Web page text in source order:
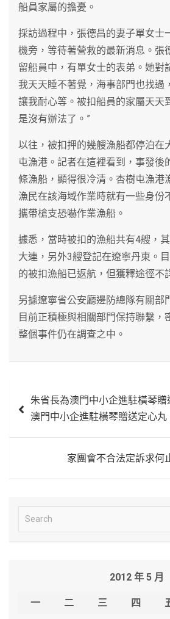
船員家屬的擔憂。
採訪過程中，張德昌的妻子單女士
機旁，等待著營救的最新消息。張
留船員中，有單女士的表弟。她對
我天天睡不著覺，海事部門也找過
讓我耐心等。被扣船員的家屬天天
是沒有辦法了。”
以往，被扣押的幾艘漁船都停泊在
屯漁港。記者在這裡看到，事發後
條漁船，顯得很冷清。杏樹屯漁港
漁民在該海域作業時就有一些身份
攜帶槍支恐嚇作業漁船。
據悉，當時被扣的漁船共有4艘，
大連，另外3艘登記在遼寧丹東。
的被扣漁船已返航，但獲釋途徑不
另據遼寧省公安廳邊防總隊有關部
目前正積極與相關部門保持聯繫，
整個事件仍在調查之中。
章 朱省長為澳門中小企進駐橫琴
澳門中小企進駐橫琴贈送定心丸
家團會不合法定訴求何
e
2012 年 5 月
一 二 三 四